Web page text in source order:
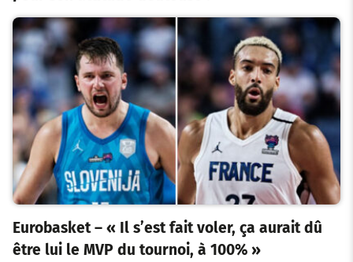
Eurobasket – « Il s’est fait voler, ça aurait dû
être lui le MVP du tournoi, à 100% »